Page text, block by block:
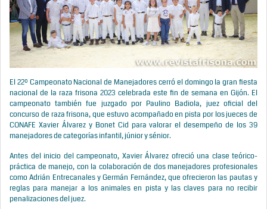
El 22º Campeonato Nacional de Manejadores cerró el domingo la gran fiesta
nacional de la raza frisona 2023 celebrada este fin de semana en Gijón. El
campeonato también fue juzgado por Paulino Badiola, juez oficial del
concurso de raza frisona, que estuvo acompañado en pista por los jueces de
CONAFE Xavier Álvarez y Bonet Cid para valorar el desempeño de los 39
manejadores de categorías infantil, júnior y sénior.
Antes del inicio del campeonato, Xavier Álvarez ofreció una clase teórico-
práctica de manejo, con la colaboración de dos manejadores profesionales
como Adrián Entrecanales y Germán Fernández, que ofrecieron las pautas y
reglas para manejar a los animales en pista y las claves para no recibir
penalizaciones del juez.